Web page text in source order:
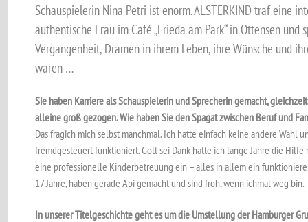
Schauspielerin Nina Petri ist enorm. ALSTERKIND traf eine
authentische Frau im Café „Frieda am Park“ in Ottensen und
Vergangenheit, Dramen in ihrem Leben, ihre Wünsche und
waren …
Sie haben Karriere als Schauspielerin und Sprecherin gemacht,
alleine groß gezogen. Wie haben Sie den Spagat zwischen Beruf und
Das fragich mich selbst manchmal. Ich hatte einfach keine andere Wahl
fremdgesteuert funktioniert. Gott sei Dank hatte ich lange Jahre die Hilfe
eine professionelle Kinderbetreuung ein – alles in allem ein
17 Jahre, haben gerade Abi gemacht und sind froh, wenn ichmal weg bin.
In unserer Titelgeschichte geht es um die Umstellung der Hamburger